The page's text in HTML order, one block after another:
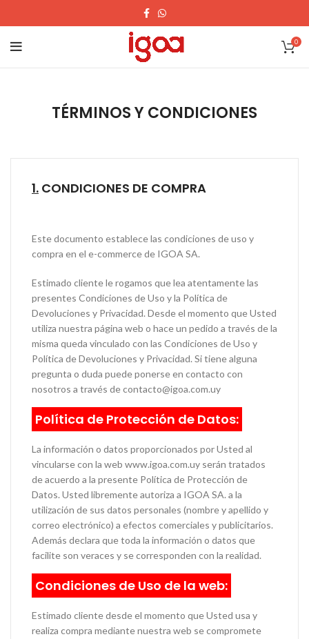
0
TÉRMINOS Y CONDICIONES
1. CONDICIONES DE COMPRA
Este documento establece las condiciones de uso y
compra en el e-commerce de IGOA SA.
Estimado cliente le rogamos que lea atentamente las
presentes Condiciones de Uso y la Política de
Devoluciones y Privacidad. Desde el momento que Usted
utiliza nuestra página web o hace un pedido a través de la
misma queda vinculado con las Condiciones de Uso y
Política de Devoluciones y Privacidad. Si tiene alguna
pregunta o duda puede ponerse en contacto con
nosotros a través de contacto@igoa.com.uy
Política de Protección de Datos:
La información o datos proporcionados por Usted al
vincularse con la web www.igoa.com.uy serán tratados
de acuerdo a la presente Política de Protección de
Datos. Usted libremente autoriza a IGOA SA. a la
utilización de sus datos personales (nombre y apellido y
correo electrónico) a efectos comerciales y publicitarios.
Además declara que toda la información o datos que
facilite son veraces y se corresponden con la realidad.
Condiciones de Uso de la web:
Estimado cliente desde el momento que Usted usa y
realiza compra mediante nuestra web se compromete